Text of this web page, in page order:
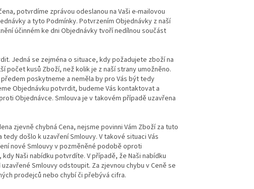
potvrdíme zprávou odeslanou na Vaši e-mailovou
a tyto Podmínky. Potvrzením Objednávky z naší
účinném ke dni Objednávky tvoří nedílnou součást
Jedná se zejména o situace, kdy požadujete zboží na
kusů Zboží, než kolik je z naší strany umožněno.
poskytneme a neměla by pro Vás být tedy
Objednávku potvrdit, budeme Vás kontaktovat a
Objednávce. Smlouva je v takovém případě uzavřena
zjevně chybná Cena, nejsme povinni Vám Zboží za tuto
došlo k uzavření Smlouvy. V takové situaci Vás
nové Smlouvy v pozměněné podobě oproti
Naši nabídku potvrdíte. V případě, že Naši nabídku
Smlouvy odstoupit. Za zjevnou chybu v Ceně se
prodejců nebo chybí či přebývá cifra.